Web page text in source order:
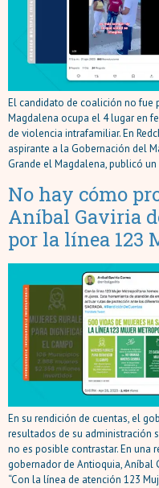
El candidato de coalición no fue
Magdalena ocupa el 4 lugar en
de violencia intrafamiliar. En
aspirante a la Gobernación del
Grande el Magdalena, publicó
No hay cómo
Aníbal Gaviria
por la línea 123
En su rendición de cuentas, el
resultados de su administración
no es posible contrastar. En una
gobernador de Antioquia, Aníbal
“Con la línea de atención 123